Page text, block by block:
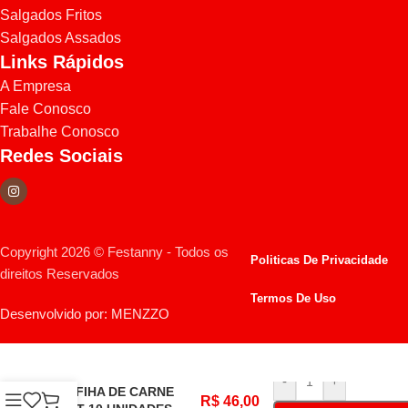
Salgados Fritos
Salgados Assados
Links Rápidos
A Empresa
Fale Conosco
Trabalhe Conosco
Redes Sociais
Copyright 2026 © Festanny - Todos os
direitos Reservados
Desenvolvido por: MENZZO
Politicas De Privacidade
Termos De Uso
ESFIHA DE CARNE
R$ 46,00
- +